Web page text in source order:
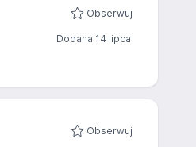
Obserwuj
Dodana 14 lipca
Obserwuj